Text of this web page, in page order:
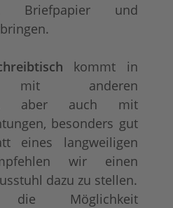
Briefpapier und
kommt in
mit anderen
aber auch mit
besonders gut
eines langweiligen
wir einen
dazu zu stellen.
Möglichkeit